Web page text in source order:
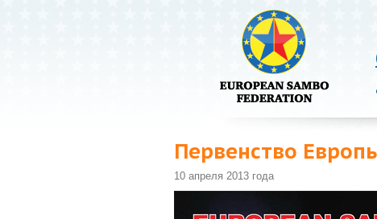
Первенство
10 апреля 2013 года